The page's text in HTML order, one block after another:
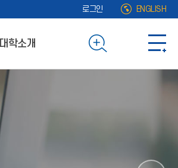
로그인 ENGLISH
대학소개